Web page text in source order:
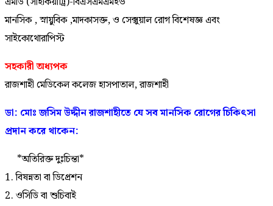
মানসিক , স্নায়ুবিক ,মাদকাসক্ত, ও সেক্সুয়াল রোগ বিশেষজ্ঞ এবং
সাইকোথোরাপিস্ট
সহকারী অধ্যপক
রাজশাহী মেডিকেল কলেজ হাসপাতাল, রাজশাহী
ডা: মোঃ জসিম উদ্দীন রাজশাহীতে যে সব মানসিক রোগের চিকিৎসা
প্রদান করে থাকেন:
*অতিরিক্ত দুঃচিন্তা*
1. বিষন্নতা বা ডিপ্রেশন
2. ওসিডি বা শুচিবাই